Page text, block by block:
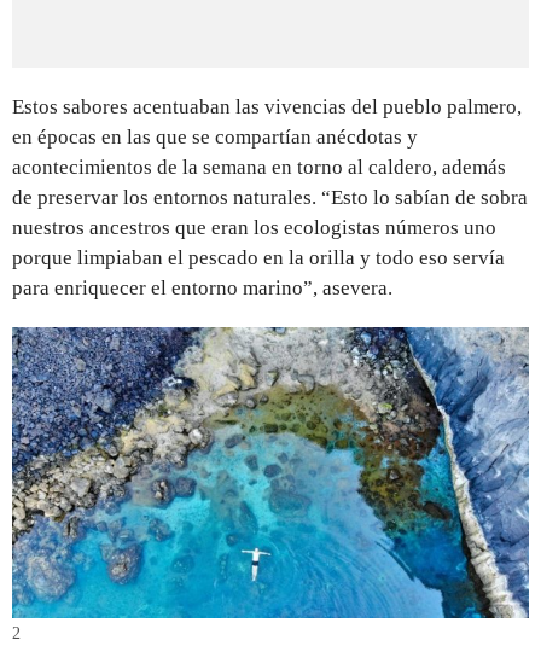
Estos sabores acentuaban las vivencias del pueblo palmero,
en épocas en las que se compartían anécdotas y
acontecimientos de la semana en torno al caldero, además
de preservar los entornos naturales. “Esto lo sabían de sobra
nuestros ancestros que eran los ecologistas números uno
porque limpiaban el pescado en la orilla y todo eso servía
para enriquecer el entorno marino”, asevera.
2